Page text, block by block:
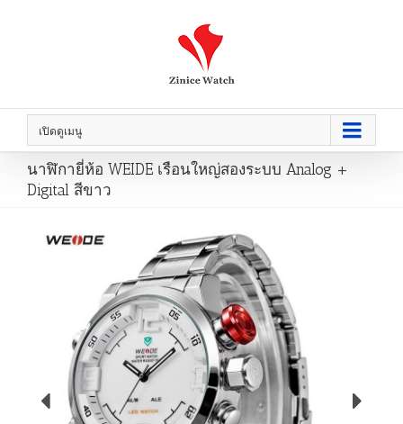
เปิดดูเมนู
นาฬิกายี่ห้อ WEIDE เรือนใหญ่สองระบบ Analog +
Digital สีขาว